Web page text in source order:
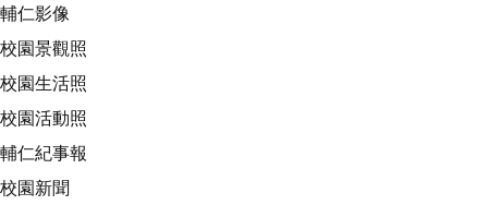
輔仁影像
校園景觀照
校園生活照
校園活動照
輔仁紀事報
校園新聞